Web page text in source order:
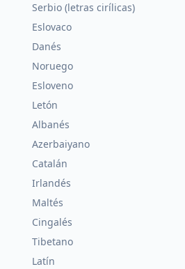
Serbio (letras cirílicas)
Eslovaco
Danés
Noruego
Esloveno
Letón
Albanés
Azerbaiyano
Catalán
Irlandés
Maltés
Cingalés
Tibetano
Latín